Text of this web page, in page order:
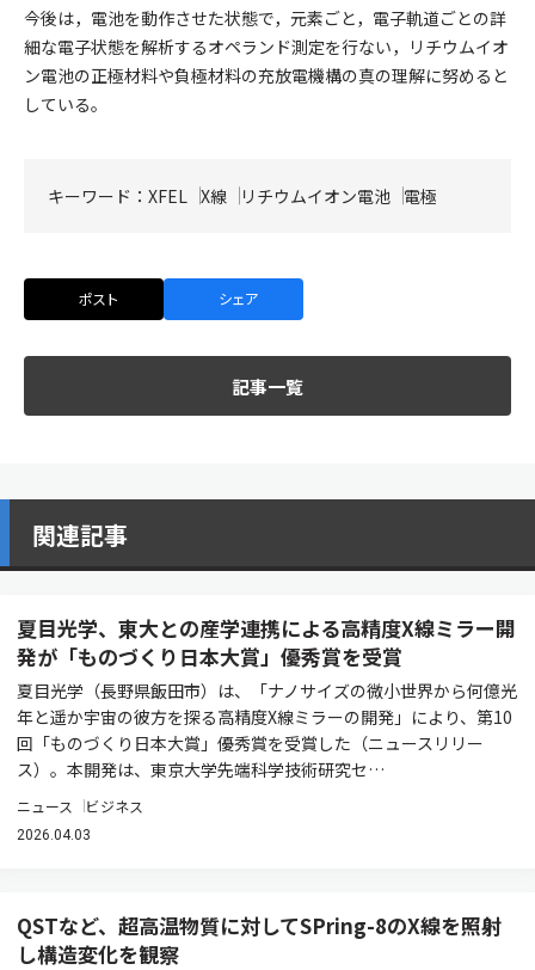
今後は，電池を動作させた状態で，元素ごと，電子軌道ごとの詳
細な電子状態を解析するオペランド測定を行ない，リチウムイオ
ン電池の正極材料や負極材料の充放電機構の真の理解に努めると
している。
キーワード： XFEL X線 リチウムイオン電池 電極
ポスト シェア
記事一覧
関連記事
夏目光学、東大との産学連携による高精度X線ミラー開
発が「ものづくり日本大賞」優秀賞を受賞
夏目光学（長野県飯田市）は、「ナノサイズの微小世界から何億光
年と遥か宇宙の彼方を探る高精度X線ミラーの開発」により、第10
回「ものづくり日本大賞」優秀賞を受賞した（ニュースリリー
ス）。本開発は、東京大学先端科学技術研究セ…
ニュース ビジネス
2026.04.03
QSTなど、超高温物質に対してSPring-8のX線を照射
し構造変化を観察